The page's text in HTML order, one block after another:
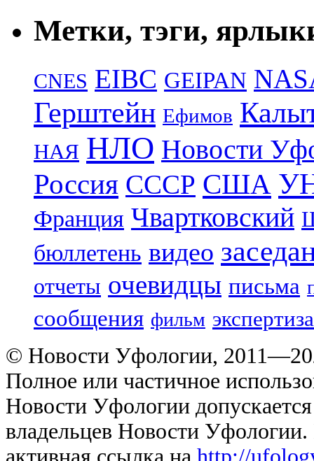
Метки, тэги,
CNES EIBC GEIPAN
Герштейн Ефимов
НАЯ НЛО Новости
Россия СССР США
Франция Чвартковский
бюллетень видео
отчеты очевидцы письма
сообщения фильм экспертиза
© Новости Уфологии,
Полное или частичное
Новости Уфологии
владельцев Новости